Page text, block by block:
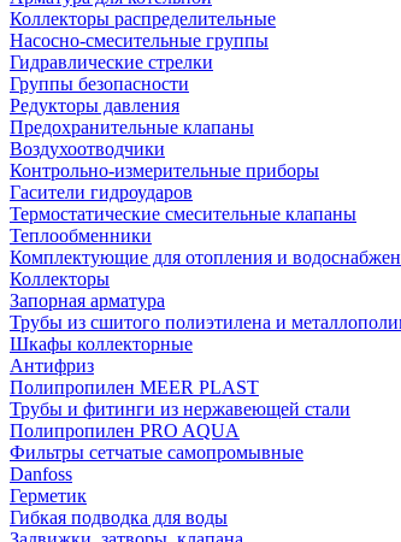
Коллекторы распределительные
Насосно-смесительные группы
Гидравлические стрелки
Группы безопасности
Редукторы давления
Предохранительные клапаны
Воздухоотводчики
Контрольно-измерительные приборы
Гасители гидроударов
Термостатические смесительные клапаны
Теплообменники
Комплектующие для отопления и
Коллекторы
Запорная арматура
Трубы из сшитого полиэтилена и
Шкафы коллекторные
Антифриз
Полипропилен MEER PLAST
Трубы и фитинги из нержавеющей стали
Полипропилен PRO AQUA
Фильтры сетчатые самопромывные
Danfoss
Герметик
Гибкая подводка для воды